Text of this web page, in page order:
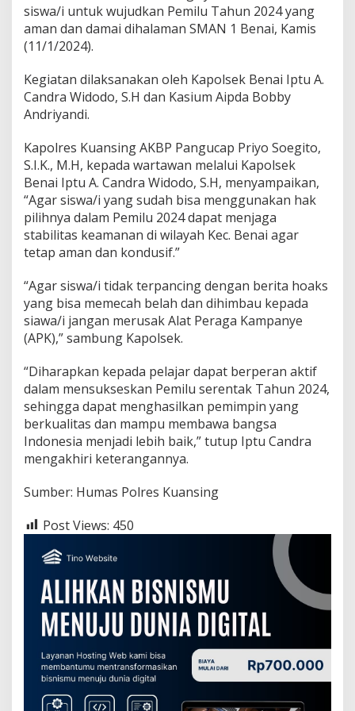
a
/
u
j
u
a
n
P
e
m
i
u
D
m
a
i
0
4
siswa/i untuk wujudkan Pemilu Tahun 2024 yang
aman dan damai dihalaman SMAN 1 Benai, Kamis
(11/1/2024).
Kegiatan dilaksanakan oleh Kapolsek Benai Iptu A.
Candra Widodo, S.H dan Kasium Aipda Bobby
Andriyandi.
Kapolres Kuansing AKBP Pangucap Priyo Soegito,
S.I.K., M.H, kepada wartawan melalui Kapolsek
Benai Iptu A. Candra Widodo, S.H, menyampaikan,
“Agar siswa/i yang sudah bisa menggunakan hak
pilihnya dalam Pemilu 2024 dapat menjaga
stabilitas keamanan di wilayah Kec. Benai agar
tetap aman dan kondusif.”
“Agar siswa/i tidak terpancing dengan berita hoaks
yang bisa memecah belah dan dihimbau kepada
siawa/i jangan merusak Alat Peraga Kampanye
(APK),” sambung Kapolsek.
“Diharapkan kepada pelajar dapat berperan aktif
dalam mensukseskan Pemilu serentak Tahun 2024,
sehingga dapat menghasilkan pemimpin yang
berkualitas dan mampu membawa bangsa
Indonesia menjadi lebih baik,” tutup Iptu Candra
mengakhiri keterangannya.
Sumber: Humas Polres Kuansing
Post Views: 450